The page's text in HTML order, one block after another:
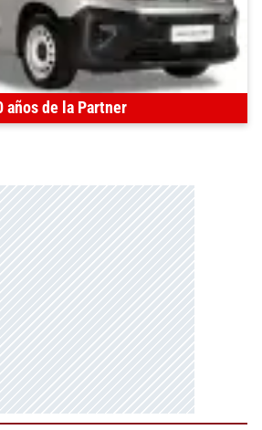
años de la Partner